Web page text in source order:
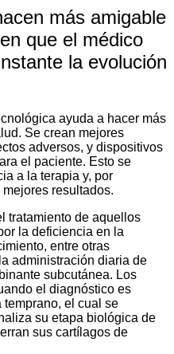
más amigable
que el médico
la evolución
ayuda a hacer más
Se crean mejores
adversos, y dispositivos
el paciente. Esto se
a la terapia y, por
resultados.
tratamiento de aquellos
la deficiencia en la
entre otras
administración diaria de
subcutánea. Los
el diagnóstico es
temprano, el cual se
su etapa biológica de
sus cartílagos de